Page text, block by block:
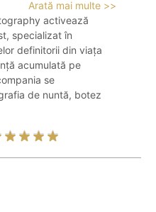
Arată mai multe >>
activează
specializat în
definitorii din viața
acumulată pe
se
de nuntă, botez